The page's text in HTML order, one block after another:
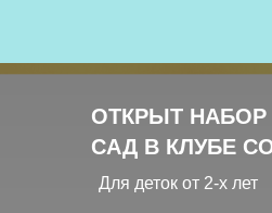
ОТКРЫТ НАБОР
САД В КЛУБЕ
Для деток от 2-х лет